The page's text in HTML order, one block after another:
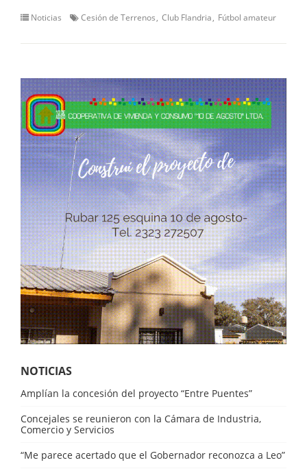
Noticias Cesión de Terrenos Club Flandria Fútbol amateur
NOTICIAS
Amplían la concesión del proyecto “Entre Puentes”
Concejales se reunieron con la Cámara de Industria,
Comercio y Servicios
“Me parece acertado que el Gobernador reconozca a Leo”